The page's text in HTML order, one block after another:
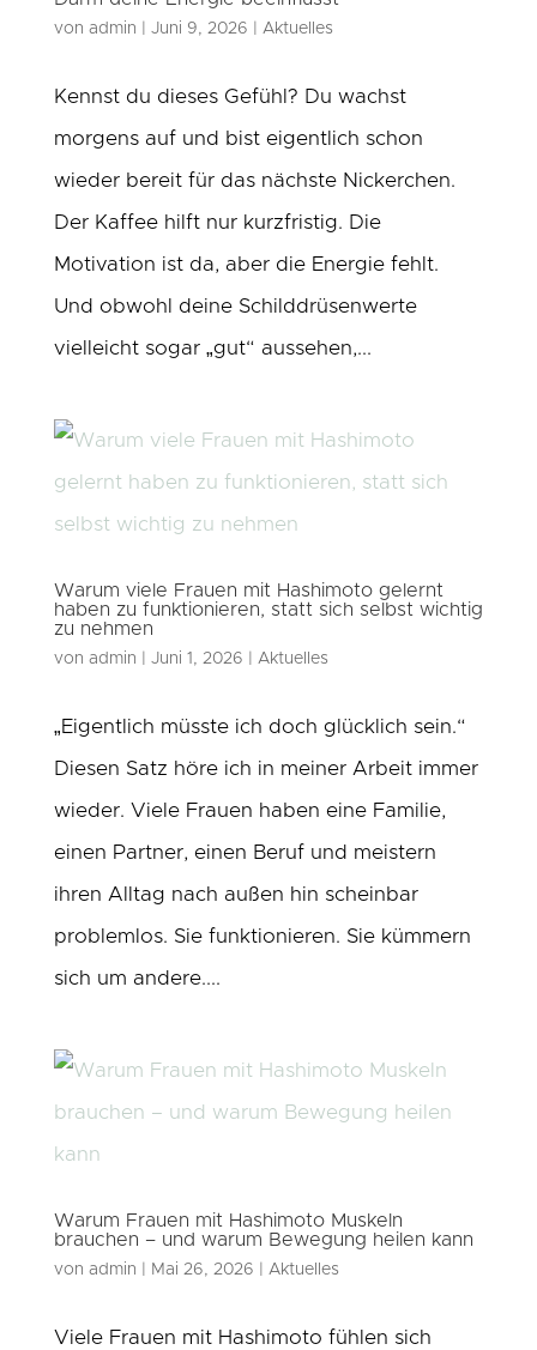
von admin Juni 9, 2026 Aktuelles
Kennst du dieses Gefühl? Du wachst
morgens auf und bist eigentlich schon
wieder bereit für das nächste Nickerchen.
Der Kaffee hilft nur kurzfristig. Die
Motivation ist da, aber die Energie fehlt.
Und obwohl deine Schilddrüsenwerte
vielleicht sogar „gut“ aussehen,...
Warum viele Frauen mit Hashimoto gelernt
haben zu funktionieren, statt sich selbst wichtig
zu nehmen
von admin Juni 1, 2026 Aktuelles
„Eigentlich müsste ich doch glücklich sein.“
Diesen Satz höre ich in meiner Arbeit immer
wieder. Viele Frauen haben eine Familie,
einen Partner, einen Beruf und meistern
ihren Alltag nach außen hin scheinbar
problemlos. Sie funktionieren. Sie kümmern
sich um andere....
Warum Frauen mit Hashimoto Muskeln
brauchen – und warum Bewegung heilen kann
von admin Mai 26, 2026 Aktuelles
Viele Frauen mit Hashimoto fühlen sich